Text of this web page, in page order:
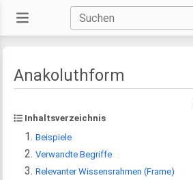
Anakoluthform
Inhaltsverzeichnis
Beispiele
Verwandte Begriffe
Relevanter Wissensrahmen (Frame)